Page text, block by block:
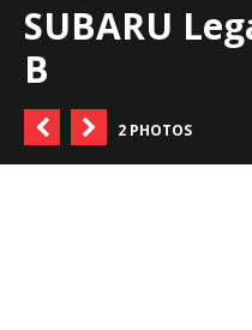
SUBARU
B
2 PHOTOS